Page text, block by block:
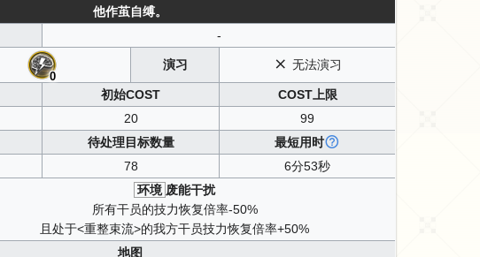
他作茧自缚。
-
0
演习 无法演习
初始COST
COST上限
20
99
待处理目标数量
最短用时
78 6分53秒
环境 废能干扰
所有干员的技力恢复倍率-50%
且处于<重整束流>的我方干员技力恢复倍率+50%
地图